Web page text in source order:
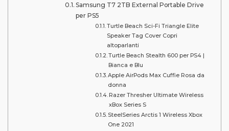
Samsung T7 2TB External Portable Drive
per PS5
Turtle Beach Sci-Fi Triangle Elite
Speaker Tag Cover Copri
altoparlanti
Turtle Beach Stealth 600 per PS4 |
Bianca e Blu
Apple AirPods Max Cuffie Rosa da
donna
Razer Thresher Ultimate Wireless
xBox Series S
SteelSeries Arctis 1 Wireless Xbox
One 2021